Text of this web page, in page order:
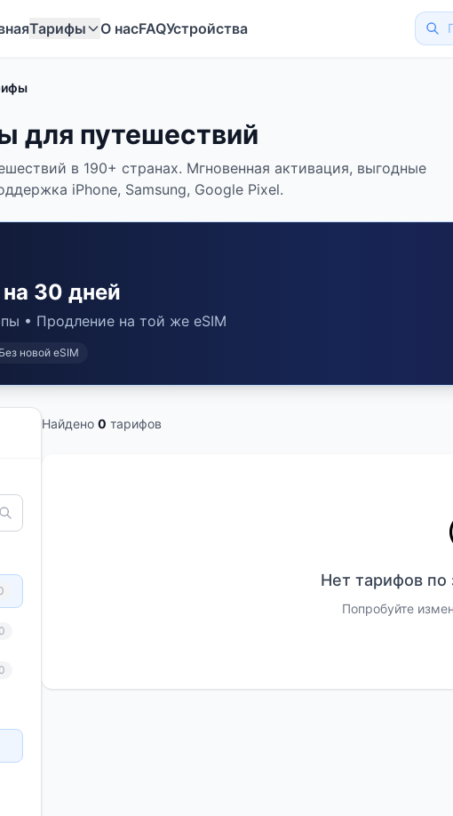
Тарифы О насFAQУстройства
для путешествий
в 190+ странах. Мгновенная активация, выгодные
iPhone, Samsung, Google Pixel.
30 дней
• Продление на той же eSIM
Без новой eSIM
0
0
Найдено 0 тарифов
Нет тарифов
Попробуйте